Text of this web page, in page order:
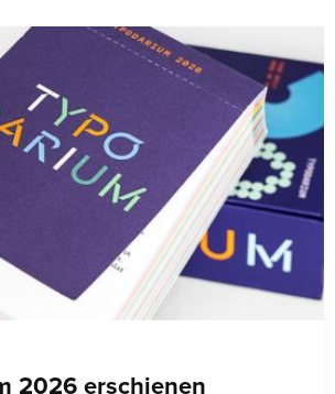
2026 erschienen